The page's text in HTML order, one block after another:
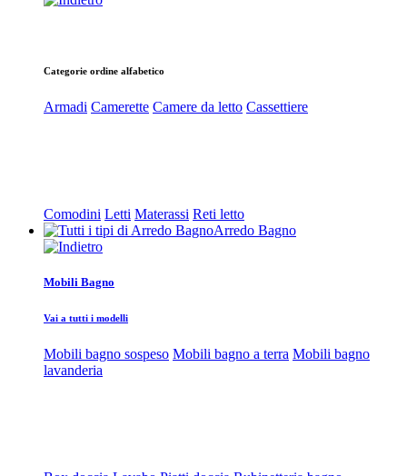
Categorie ordine alfabetico
Armadi Camerette Camere da letto Cassettiere
Comodini Letti Materassi Reti letto
Arredo Bagno
Mobili Bagno
Vai a tutti i modelli
Mobili bagno sospeso Mobili bagno a terra Mobili bagno
lavanderia